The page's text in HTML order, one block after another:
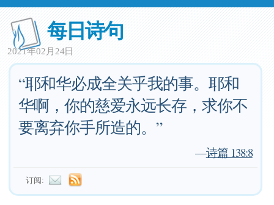
每日诗句
2021年02月24日
“耶和华必成全关乎我的事。耶和
华啊，你的慈爱永远长存，求你不
要离弃你手所造的。”
—诗篇 138:8
订阅: